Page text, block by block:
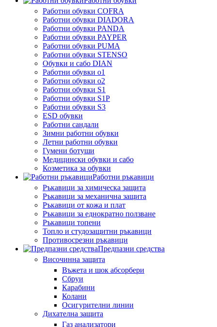
Работни обувки COFRA
Работни обувки DIADORA
Работни обувки PANDA
Работни обувки PAYPER
Работни обувки PUMA
Работни обувки STENSO
Обувки и сабо DIAN
Работни обувки o1
Работни обувки o2
Работни обувки S1
Работни обувки S1P
Работни обувки S3
ESD обувки
Работни сандали
Зимни работни обувки
Летни работни обувки
Гумени ботуши
Медицински обувки и сабо
Козметика за обувки
Работни ръкавици
Ръкавици за химическа защита
Ръкавици за механична защита
Ръкавици от кожа и плат
Ръкавици за еднократно ползване
Ръкавици топени
Топло и студозащитни ръкавици
Противосрезни ръкавици
Предпазни средства
Височинна защита
Въжета и шок абсорбери
Сбруи
Карабини
Колани
Осигурителни линии
Дихателна защита
Газ анализатори